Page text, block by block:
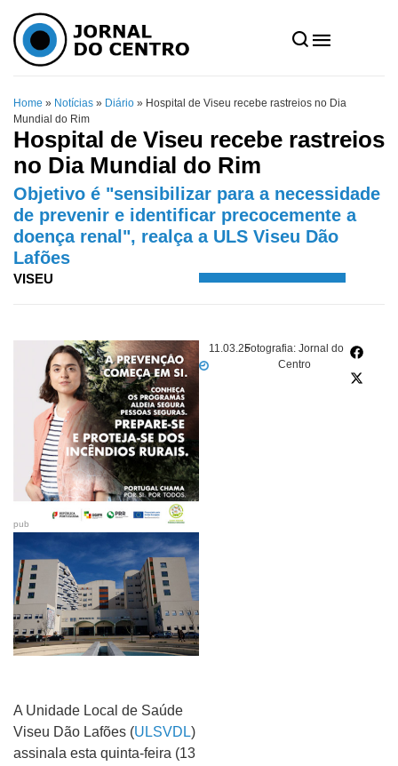
Home » Notícias » Diário » Hospital de Viseu recebe rastreios no Dia
Mundial do Rim
Hospital de Viseu recebe rastreios
no Dia Mundial do Rim
Objetivo é "sensibilizar para a necessidade
de prevenir e identificar precocemente a
doença renal", realça a ULS Viseu Dão
Lafões
VISEU
11.03.25Fotografia: Jornal do
Centro
pub
A Unidade Local de Saúde
Viseu Dão Lafões (ULSVDL)
assinala esta quinta-feira (13